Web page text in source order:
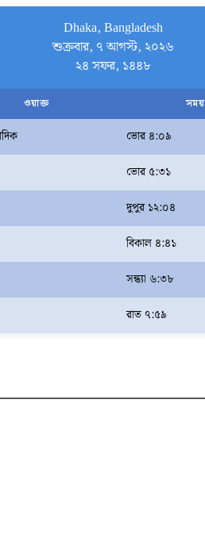
Dhaka, Bangladesh
শুক্রবার, ৭ আগস্ট, ২০২৬
২৪ সফর, ১৪৪৮
ওয়াক্ত সময়
ভোর ৪:০৯
ভোর ৫:৩১
দুপুর ১২:০৪
বিকাল ৪:৪১
সন্ধ্যা ৬:৩৮
রাত ৭:৫৯